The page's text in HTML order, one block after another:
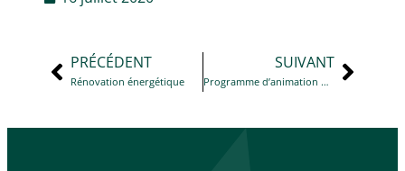
PRÉCÉDENT
Rénovation énergétique
SUIVANT
Programme d’animation Maison du Lieutenant – août à septembre